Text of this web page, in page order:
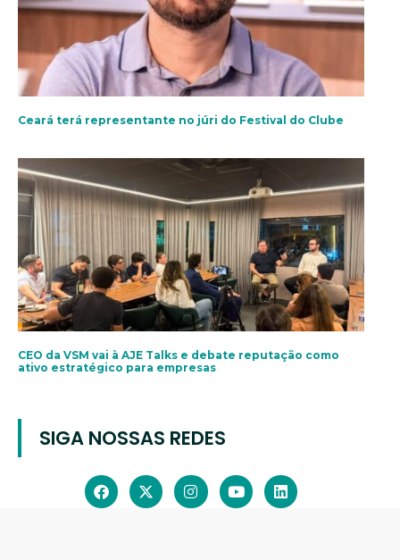
Ceará terá representante no júri do Festival do Clube
CEO da VSM vai à AJE Talks e debate reputação como
ativo estratégico para empresas
SIGA NOSSAS REDES